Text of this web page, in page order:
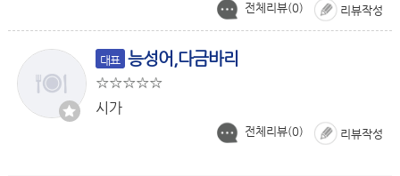
리뷰작성
전체리뷰(0)
대표 능성어,다금바리
시가
리뷰작성
전체리뷰(0)